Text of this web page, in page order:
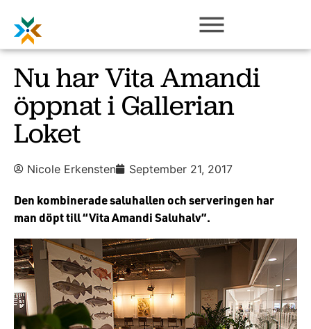
Nu har Vita Amandi
öppnat i Gallerian
Loket
Nicole Erkensten September 21, 2017
Den kombinerade saluhallen och serveringen har
man döpt till “Vita Amandi Saluhalv”.